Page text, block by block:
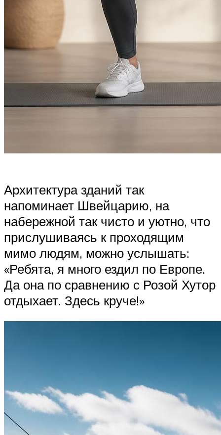
Архитектура зданий так
напоминает Швейцарию, на
набережной так чисто и уютно, что
прислушиваясь к проходящим
мимо людям, можно услышать:
«Ребята, я много ездил по Европе.
Да она по сравнению с Розой Хутор
отдыхает. Здесь круче!»